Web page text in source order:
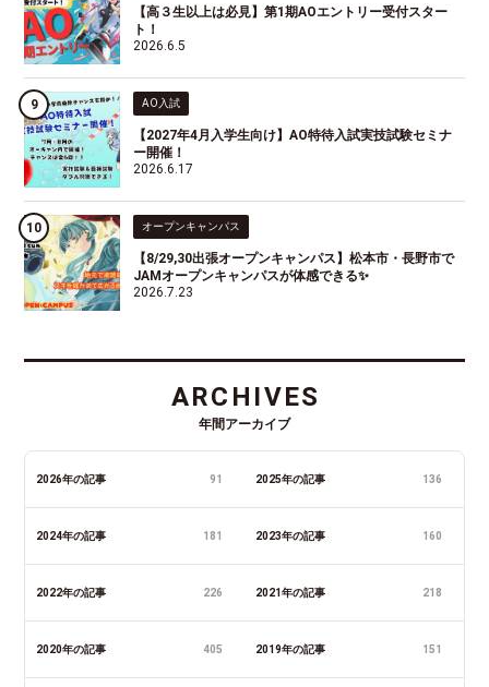
【高３生以上は必見】第1期AOエントリー受付スター
ト！
2026.6.5
AO入試
【2027年4月入学生向け】AO特待入試実技試験セミナ
ー開催！
2026.6.17
オープンキャンパス
【8/29,30出張オープンキャンパス】松本市・長野市で
JAMオープンキャンパスが体感できる✨
2026.7.23
ARCHIVES
年間アーカイブ
2026年の記事 91 2025年の記事 136
2024年の記事 181 2023年の記事 160
2022年の記事 226 2021年の記事 218
2020年の記事 405 2019年の記事 151